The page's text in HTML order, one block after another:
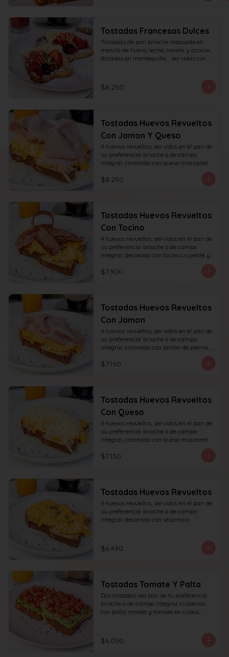
Tostadas Francesas Dulces
Tostadas de pan brioche rebosado en
mezcla de huevo, leche, canela y azúcar,
dorados en mantequilla, , servidas con
$8.250
Tostadas Huevos Revueltos
Con Jamon Y Queso
4 huevos revueltos, servidos en el pan de
su preferencia: brioche o de campo
integral, coronado con queso mozzarella
rallado y con jamón de pierna, decorado
con sésamo o ciboulette.
$8.250
Tostadas Huevos Revueltos
Con Tocino
4 huevos revueltos, servidos en el pan de
su preferencia: brioche o de campo
integral, decorado con tocino crujiente y
$7.900
Tostadas Huevos Revueltos
Con Jamon
4 huevos revueltos, servidos en el pan de
su preferencia: brioche o de campo
integral, coronado con jamón de pierna,
$7.150
Tostadas Huevos Revueltos
Con Queso
4 huevos revueltos, servidos en el pan de
su preferencia: brioche o de campo
integral, coronado con queso mozzarella
rallado, decorado con sésamo o cibullete.
$7.150
Tostadas Huevos Revueltos
4 huevos revueltos, servidos en el pan de
su preferencia: brioche o de campo
integral, decorado con sésamo o
$6.490
Tostadas Tomate Y Palta
Dos tostadas del pan de tu preferencia
brioche o de campo integral, cubiertos
con palta molida y tomate en cubos,
$6.050